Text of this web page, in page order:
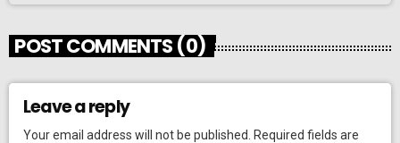
POST COMMENTS (0)
Leave a reply
Your email address will not be published. Required fields are